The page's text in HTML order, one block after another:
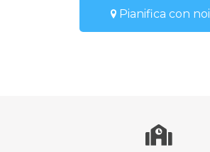
Pianifica con noi